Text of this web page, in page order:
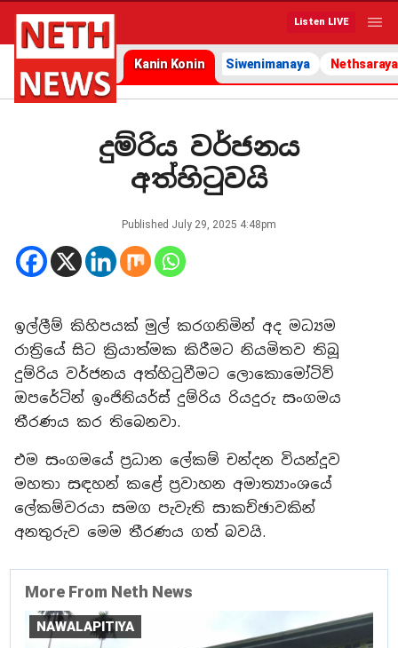
Listen LIVE
Kanin Konin Siwenimanaya Nethsaraya
දුම්රිය වර්ජනය
අත්හිටුවයි
Published July 29, 2025 4:48pm
ඉල්ලීම් කිහිපයක් මුල් කරගනිමින් අද මධ්‍යම
රාත්‍රියේ සිට ක්‍රියාත්මක කිරීමට නියමිතව තිබූ
දුම්රිය වර්ජනය අත්හිටුවීමට ලොකොමෝටිව්
ඔපරේටින් ඉංජිනියර්ස් දුම්රිය රියදුරු සංගමය
තීරණය කර තිබෙනවා.
එම සංගමයේ ප්‍රධාන ලේකම් චන්දන වියන්දූව
මහතා සඳහන් කළේ ප්‍රවාහන අමාත්‍යාංශයේ
ලේකම්වරයා සමග පැවැති සාකච්ඡාවකින්
අනතුරුව මෙම තීරණය ගත් බවයි.
More From Neth News
NAWALAPITIYA